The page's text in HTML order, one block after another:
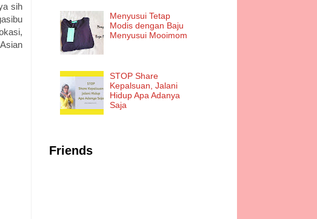
sih
Menyusui Tetap
Modis dengan Baju
Menyusui Mooimom
STOP Share
Kepalsuan, Jalani
Hidup Apa Adanya
Saja
Friends